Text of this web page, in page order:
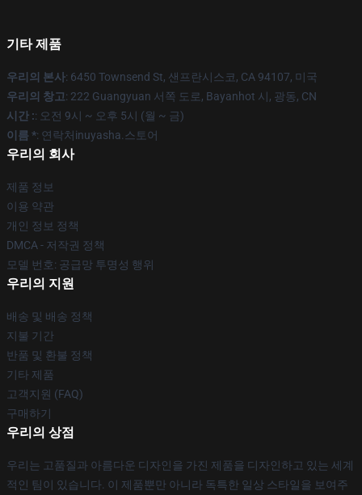
기타 제품
우리의 본사: 6450 Townsend St, 샌프란시스코, CA 94107, 미국
우리의 창고: 222 Guangyuan 서쪽 도로, Bayanhot 시, 광동, CN
시간 :: 오전 9시 ~ 오후 5시 (월 ~ 금)
이름 *: 연락처inuyasha.스토어
우리의 회사
제품 정보
이용 약관
개인 정보 정책
DMCA - 저작권 정책
모델 번호: 공급망 투명성 행위
우리의 지원
배송 및 배송 정책
지불 기간
반품 및 환불 정책
기타 제품
고객지원 (FAQ)
구매하기
우리의 상점
우리는 고품질과 아름다운 디자인을 가진 제품을 디자인하고 있는 세계
적인 팀이 있습니다. 이 제품뿐만 아니라 독특한 일상 스타일을 보여주